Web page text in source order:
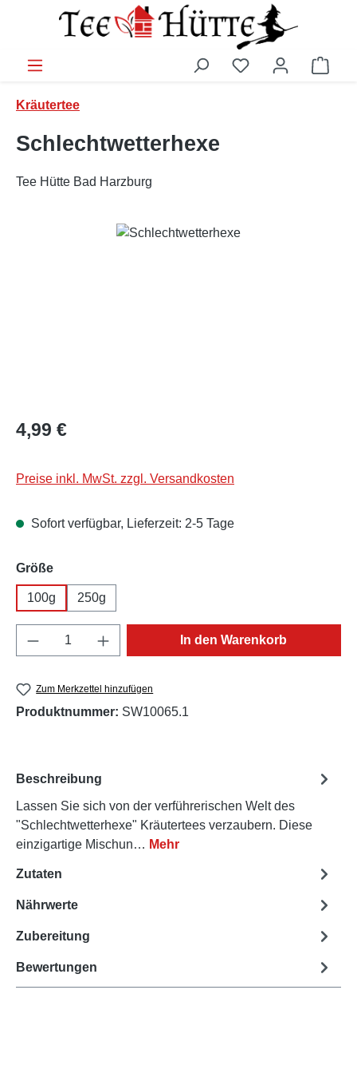
Zum Hauptinhalt springen
Kräutertee
Schlechtwetterhexe
Tee Hütte Bad Harzburg
Bildergalerie überspringen
Regulärer Preis:
4,99 €
Preise inkl. MwSt. zzgl. Versandkosten
Sofort verfügbar, Lieferzeit: 2-5 Tage
Größeauswählen
100g 250g
Produkt Anzahl: Gib den gewünschten
In den Warenkorb
Zum Merkzettel hinzufügen
Produktnummer: SW10065.1
Beschreibung
Lassen Sie sich von der verführerischen Welt des
"Schlechtwetterhexe" Kräutertees verzaubern. Diese
einzigartige Mischun… Mehr
Zutaten
Nährwerte
Zubereitung
Bewertungen